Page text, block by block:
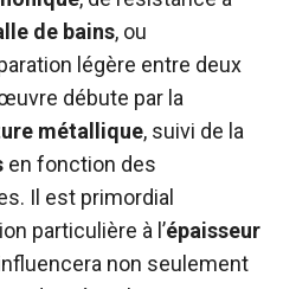
de bains, ou
légère entre deux
débute par la
métallique, suivi de la
en fonction des
Il est primordial
particulière à l’épaisseur
non seulement